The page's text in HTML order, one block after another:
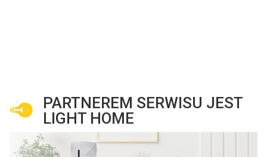
PARTNEREM SERWISU JEST
LIGHT HOME